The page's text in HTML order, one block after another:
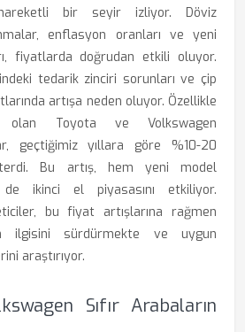
bir seyir izliyor. Döviz
enflasyon oranları ve yeni
fiyatlarda doğrudan etkili oluyor.
tedarik zinciri sorunları ve çip
artışa neden oluyor. Özellikle
olan Toyota ve Volkswagen
geçtiğimiz yıllara göre %10-20
Bu artış, hem yeni model
ikinci el piyasasını etkiliyor.
bu fiyat artışlarına rağmen
ilgisini sürdürmekte ve uygun
araştırıyor.
Sıfır Arabaların